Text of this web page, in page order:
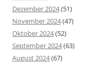
Dezember 2024(51)
November 2024(47)
Oktober 2024(52)
September 2024(63)
August 2024(67)